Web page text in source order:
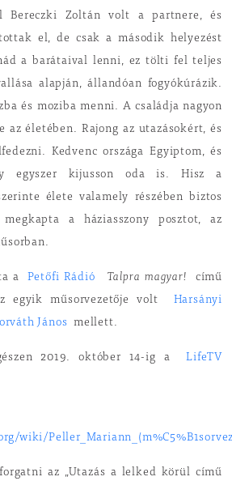
Bereczki Zoltán volt a partnere, és
el, de csak a második helyezést
a barátaival lenni, ez tölti fel teljes
alapján, állandóan fogyókúrázik.
és moziba menni. A családja nagyon
az életében. Rajong az utazásokért, és
Kedvenc országa Egyiptom, és
egyszer kijusson oda is. Hisz a
élete valamely részében biztos
a háziasszony posztot, az
a Petőfi Rádió Talpra magyar!
című
egyik műsorvezetője volt Harsányi
János mellett.
2019. október 14-ig aLifeTV
wiki/
az „Utazás a lelked körül című